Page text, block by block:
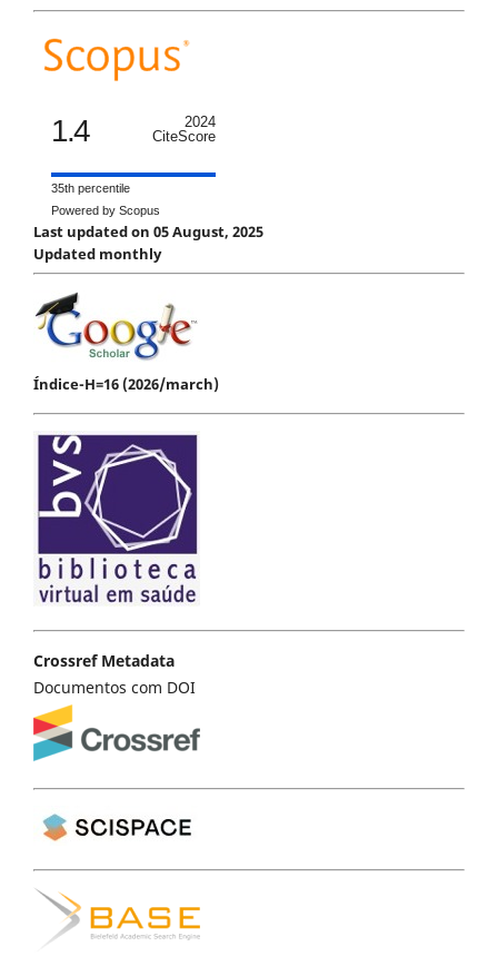
1.4
2024
CiteScore
35th percentile
Powered by Scopus
Last updated on 05 August, 2025
Updated monthly
Índice-H=16 (2026/march)
Crossref Metadata
Documentos com DOI